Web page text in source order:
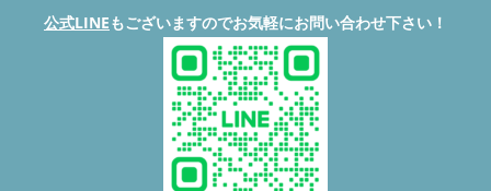
分解職人 便利屋BUZZ #ドラム式洗濯機分解クリーニング/修理専
門店 #便利屋BUZZ 問い合わせは公式LINEよりお待ちしていま
す。 公式LINEよりお問い合わせ
◇◆◇◆◇◆◇◆◇◆◇◆◇◆◇◆◇◆◇◆◇ ホームページは
こちら ◇◆◇◆◇◆◇◆◇◆◇◆◇◆◇◆◇◆◇◆◇ #便利屋
BUZZ #ドラム式洗濯機分解清掃 #ドラム式洗濯機完全分解洗浄 #
ドラム式洗濯機修理 #埼玉県ドラム式洗濯機分解クリーニング #
東京都ドラム式洗濯機分解クリーニング #神奈川県ドラム式洗濯
機分解クリーニング #群馬県ドラム式洗濯機分解クリーニング #
公式LINEもございますのでお気軽にお問い合わせ下さい！